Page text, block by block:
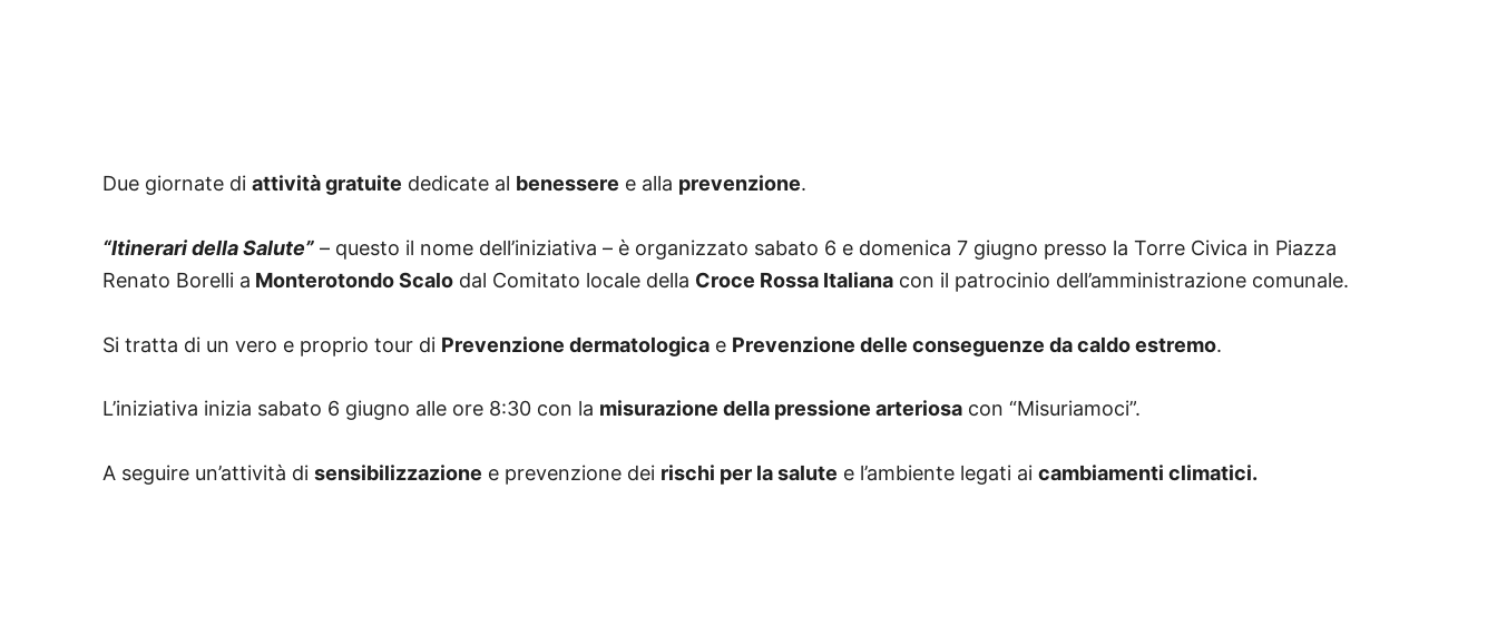
Due giornate di attività gratuite dedicate al benessere e alla prevenzione.
“Itinerari della Salute” – questo il nome dell’iniziativa – è organizzato sabato 6 e domenica 7 giugno presso la Torre Civica in Piazza
Renato Borelli a Monterotondo Scalo dal Comitato locale della Croce Rossa Italiana con il patrocinio dell’amministrazione comunale.
Si tratta di un vero e proprio tour di Prevenzione dermatologica e Prevenzione delle conseguenze da caldo estremo.
L’iniziativa inizia sabato 6 giugno alle ore 8:30 con la misurazione della pressione arteriosa con “Misuriamoci”.
A seguire un’attività di sensibilizzazione e prevenzione dei rischi per la salute e l’ambiente legati ai cambiamenti climatici.